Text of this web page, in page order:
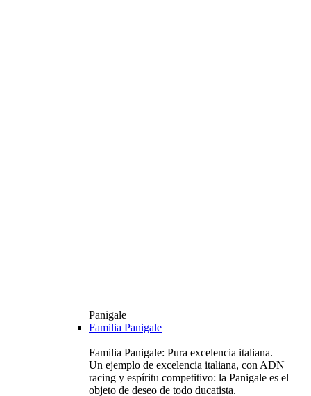
Panigale
Familia Panigale
Familia Panigale: Pura excelencia italiana.
Un ejemplo de excelencia italiana, con ADN
racing y espíritu competitivo: la Panigale es el
objeto de deseo de todo ducatista.